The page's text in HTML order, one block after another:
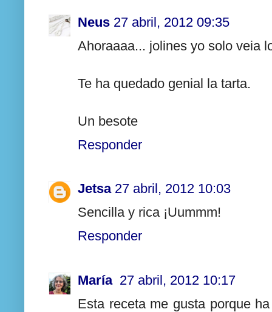
Neus 27 abril, 2012 09:35
Ahoraaaa... jolines yo solo veia
Te ha quedado genial la tarta.
Un besote
Responder
Jetsa 27 abril, 2012 10:03
Sencilla y rica ¡Uummm!
Responder
María 27 abril, 2012 10:17
Esta receta me gusta porque